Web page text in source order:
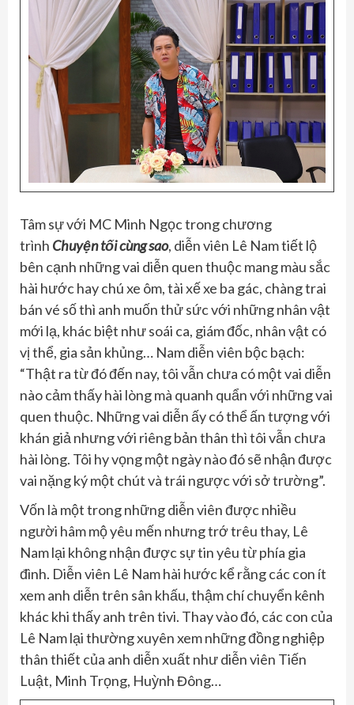
Tâm sự với MC Minh Ngọc trong chương
trình Chuyện tối cùng sao, diễn viên Lê Nam tiết lộ
bên cạnh những vai diễn quen thuộc mang màu sắc
hài hước hay chú xe ôm, tài xế xe ba gác, chàng trai
bán vé số thì anh muốn thử sức với những nhân vật
mới lạ, khác biệt như soái ca, giám đốc, nhân vật có
vị thể, gia sản khủng… Nam diễn viên bộc bạch:
“Thật ra từ đó đến nay, tôi vẫn chưa có một vai diễn
nào cảm thấy hài lòng mà quanh quẩn với những vai
quen thuộc. Những vai diễn ấy có thể ấn tượng với
khán giả nhưng với riêng bản thân thì tôi vẫn chưa
hài lòng. Tôi hy vọng một ngày nào đó sẽ nhận được
vai nặng ký một chút và trái ngược với sở trường”.
Vốn là một trong những diễn viên được nhiều
người hâm mộ yêu mến nhưng trớ trêu thay, Lê
Nam lại không nhận được sự tin yêu từ phía gia
đình. Diễn viên Lê Nam hài hước kể rằng các con ít
xem anh diễn trên sân khấu, thậm chí chuyển kênh
khác khi thấy anh trên tivi. Thay vào đó, các con của
Lê Nam lại thường xuyên xem những đồng nghiệp
thân thiết của anh diễn xuất như diễn viên Tiến
Luật, Minh Trọng, Huỳnh Đông…